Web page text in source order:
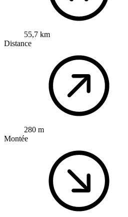
55,7 km
Distance
280 m
Montée